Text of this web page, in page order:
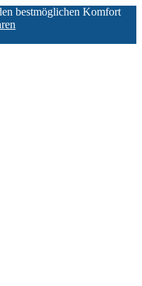
bestmöglichen Komfort